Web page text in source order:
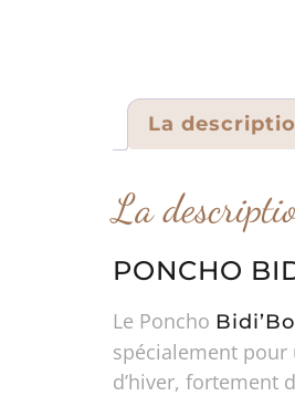
La
La
PONCHO
Le Poncho
spécialement
d’hiver, fortement